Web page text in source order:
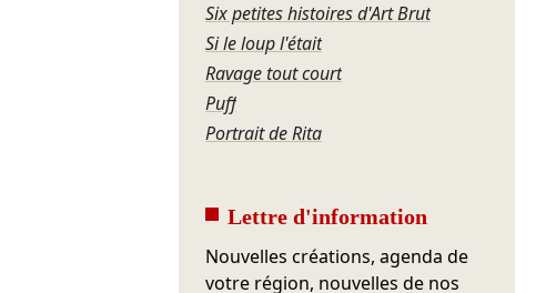
Six petites histoires d'Art Brut
Si le loup l'était
Ravage tout court
Puff
Portrait de Rita
Lettre d'information
Nouvelles créations, agenda de
votre région, nouvelles de nos